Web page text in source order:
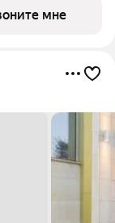
студий до
мне